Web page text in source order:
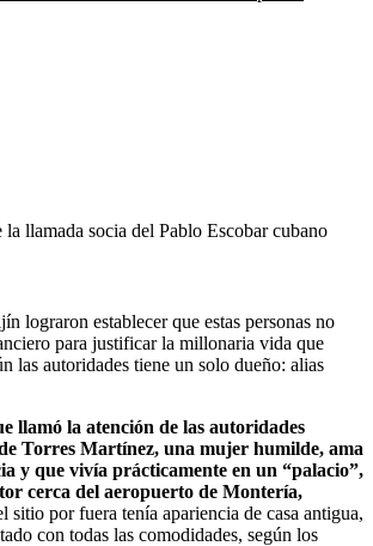
llamada socia del Pablo Escobar cubano
lograron establecer que estas personas no
para justificar la millonaria vida que
las autoridades tiene un solo dueño: alias
llamó la atención de las autoridades
Torres Martínez, una mujer humilde, ama
y que vivía prácticamente en un “palacio”,
cerca del aeropuerto de Montería,
sitio por fuera tenía apariencia de casa antigua,
con todas las comodidades, según los